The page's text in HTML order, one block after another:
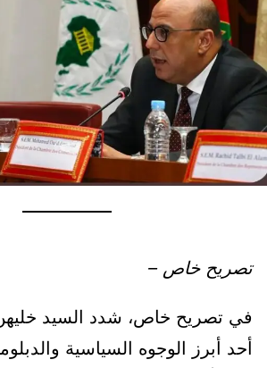
تصريح خاص –
في تصريح خاص، شدد السيد
أحد أبرز الوجوه السياسية